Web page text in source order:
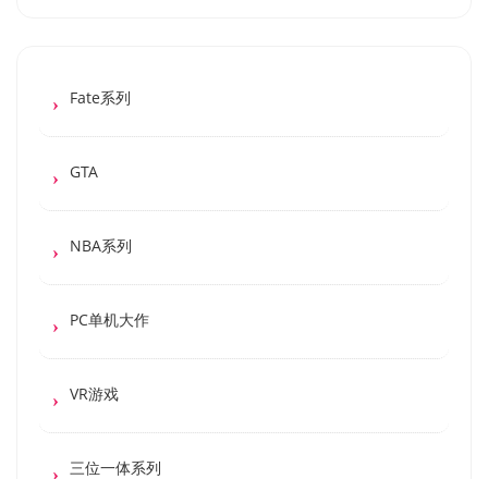
Fate系列
GTA
NBA系列
PC单机大作
VR游戏
三位一体系列